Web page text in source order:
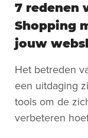
7 redenen
Shopping
jouw
Het betreden
een uitdaging
tools om de
verbeteren